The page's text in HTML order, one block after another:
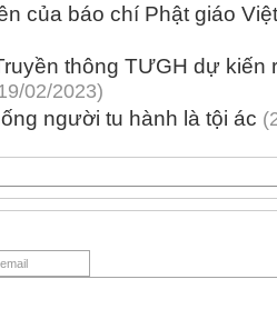
của báo chí Phật giáo
thông TƯGH dự kiến
02/2023)
người tu hành là tội ác